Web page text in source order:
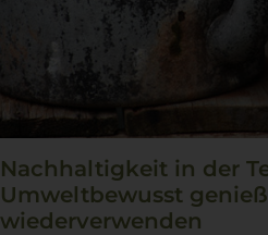
Nachhaltigkeit in der
Umweltbewusst
wiederverwenden